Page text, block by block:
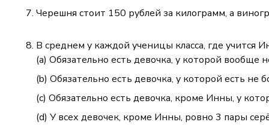
Черешня стоит 150 рублей за килограмм, а
В среднем у каждой ученицы класса, где
Обязательно есть девочка, у которой вообще
Обязательно есть девочка, у которой есть не
Обязательно есть девочка, кроме Инны, у
У всех девочек, кроме Инны, ровно 3 пары